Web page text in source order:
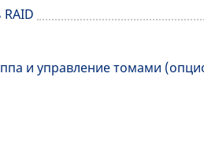
и управление томами